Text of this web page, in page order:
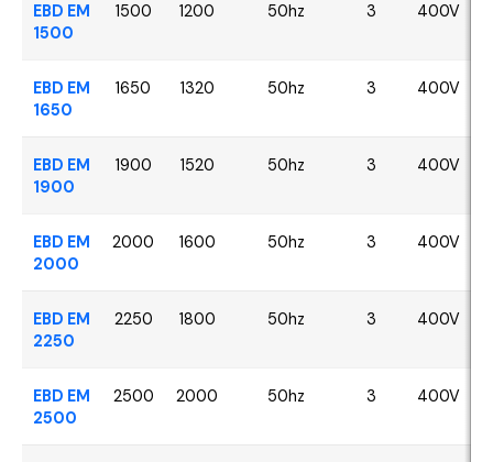
EBD EM
1500
1500 1200 50hz 3 400V
EBD EM
1650
1650 1320 50hz 3 400V
EBD EM
1900
1900 1520 50hz 3 400V
EBD EM
2000
2000 1600 50hz 3 400V
EBD EM
2250
2250 1800 50hz 3 400V
EBD EM
2500
2500 2000 50hz 3 400V